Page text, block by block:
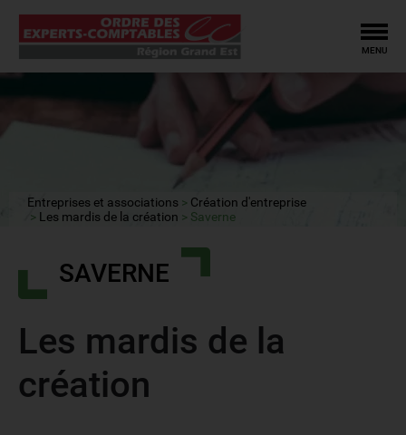
MENU
Entreprises et associations
Création d'entreprise
Les mardis de la création
Saverne
SAVERNE
Les mardis de la
création